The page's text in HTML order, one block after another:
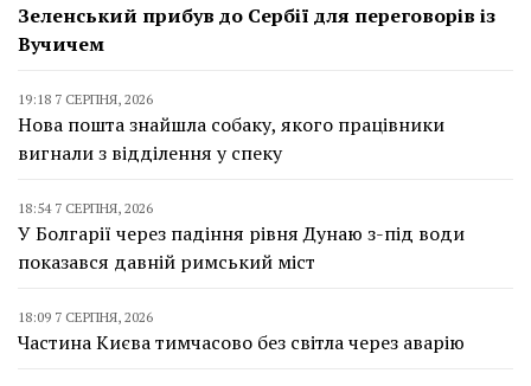
Зеленський прибув до Сербії для переговорів із
Вучичем
19:18 7 СЕРПНЯ, 2026
Нова пошта знайшла собаку, якого працівники
вигнали з відділення у спеку
18:54 7 СЕРПНЯ, 2026
У Болгарії через падіння рівня Дунаю з-під води
показався давній римський міст
18:09 7 СЕРПНЯ, 2026
Частина Києва тимчасово без світла через аварію